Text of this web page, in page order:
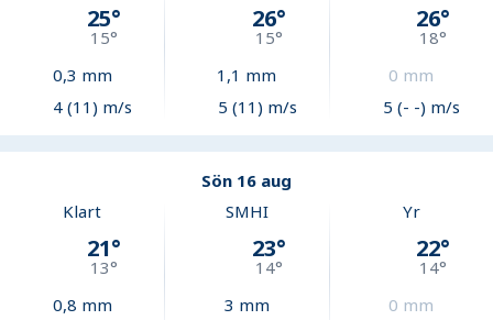
25°
15°
0,3 mm
4 (11) m/s
26°
15°
1,1 mm
5 (11) m/s
26°
18°
0 mm
5 (- -) m/s
Sön 16 aug
Klart
21°
13°
0,8 mm
SMHI
23°
14°
3 mm
Yr
22°
14°
0 mm